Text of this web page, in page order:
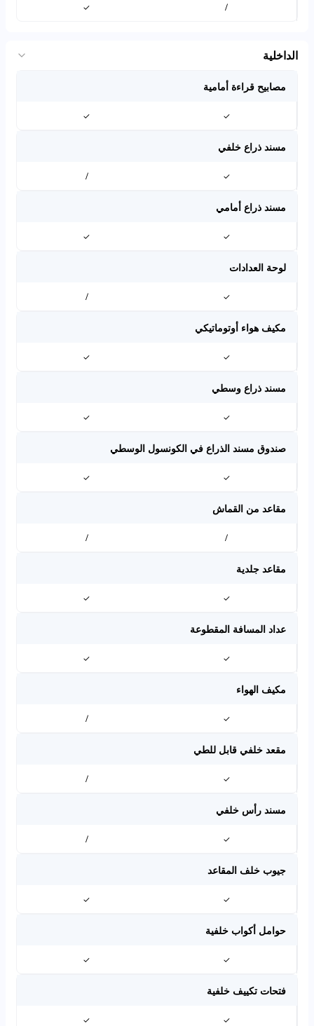
/
✓
الداخلية
مصابيح قراءة أمامية
✓
✓
مسند ذراع خلفي
✓
/
مسند ذراع أمامي
✓
✓
لوحة العدادات
✓
/
مكيف هواء أوتوماتيكي
✓
✓
مسند ذراع وسطي
✓
✓
صندوق مسند الذراع في الكونسول الوسطي
✓
✓
مقاعد من القماش
/
/
مقاعد جلدية
✓
✓
عداد المسافة المقطوعة
✓
✓
مكيف الهواء
✓
/
مقعد خلفي قابل للطي
✓
/
مسند رأس خلفي
✓
/
جيوب خلف المقاعد
✓
✓
حوامل أكواب خلفية
✓
✓
فتحات تكييف خلفية
✓
✓